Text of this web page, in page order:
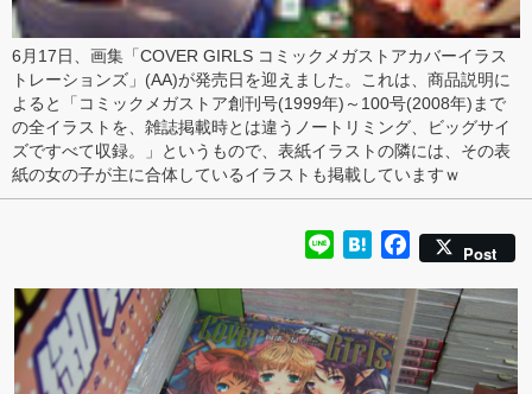
6月17日、画集「COVER GIRLS コミックメガストアカバーイラス
トレーションズ 」(AA)が発売日を迎えました。これは、 商品説明に
よると「コミックメガストア創刊号(1999年)～100号(2008年)まで
の全イラストを、雑誌掲載時とは違うノートリミング、ビッグサイ
ズですべて収録。」というもので、 表紙イラストの隣には、その表
紙の女の子が主に合体しているイラスト も掲載していますｗ
Line HatenaFacebook
Post